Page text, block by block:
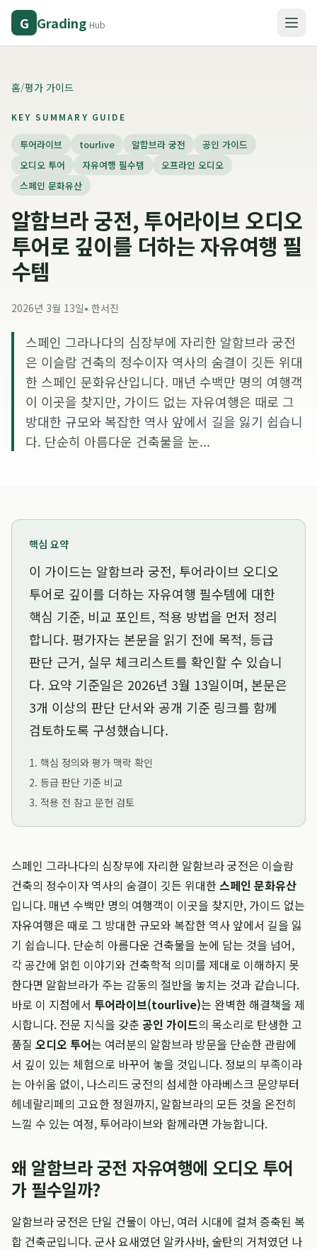
G Grading Hub
홈/평가 가이드
KEY SUMMARY GUIDE
투어라이브 tourlive 알함브라 궁전
공인 가이드
오디오 투어
자유여행 필수템
오프라인 오디오
스페인 문화유산
알함브라 궁전, 투어라이브 오디오
투어로 깊이를 더하는 자유여행 필
수템
2026년 3월 13일• 한서진
스페인 그라나다의 심장부에 자리한 알함브라 궁전
은 이슬람 건축의 정수이자 역사의 숨결이 깃든 위대
한 스페인 문화유산입니다. 매년 수백만 명의 여행객
이 이곳을 찾지만, 가이드 없는 자유여행은 때로 그
방대한 규모와 복잡한 역사 앞에서 길을 잃기 쉽습니
다. 단순히 아름다운 건축물을 눈...
핵심 요약
이 가이드는 알함브라 궁전, 투어라이브 오디오
투어로 깊이를 더하는 자유여행 필수템에 대한
핵심 기준, 비교 포인트, 적용 방법을 먼저 정리
합니다. 평가자는 본문을 읽기 전에 목적, 등급
판단 근거, 실무 체크리스트를 확인할 수 있습니
다. 요약 기준일은 2026년 3월 13일이며, 본문은
3개 이상의 판단 단서와 공개 기준 링크를 함께
검토하도록 구성했습니다.
1. 핵심 정의와 평가 맥락 확인
2. 등급 판단 기준 비교
3. 적용 전 참고 문헌 검토
스페인 그라나다의 심장부에 자리한 알함브라 궁전은 이슬람
건축의 정수이자 역사의 숨결이 깃든 위대한스페인 문화유산
입니다. 매년 수백만 명의 여행객이 이곳을 찾지만, 가이드 없는
자유여행은 때로 그 방대한 규모와 복잡한 역사 앞에서 길을 잃
기 쉽습니다. 단순히 아름다운 건축물을 눈에 담는 것을 넘어,
각 공간에 얽힌 이야기와 건축학적 의미를 제대로 이해하지 못
한다면 알함브라가 주는 감동의 절반을 놓치는 것과 같습니다.
바로 이 지점에서 투어라이브(tourlive)는 완벽한 해결책을 제
시합니다. 전문 지식을 갖춘 공인 가이드의 목소리로 탄생한 고
품질 오디오 투어는 여러분의 알함브라 방문을 단순한 관람에
서 깊이 있는 체험으로 바꾸어 놓을 것입니다. 정보의 부족이라
는 아쉬움 없이, 나스리드 궁전의 섬세한 아라베스크 문양부터
헤네랄리페의 고요한 정원까지, 알함브라의 모든 것을 온전히
느낄 수 있는 여정, 투어라이브와 함께라면 가능합니다.
왜 알함브라 궁전 자유여행에 오디오 투어
가 필수일까?
알함브라 궁전은 단일 건물이 아닌, 여러 시대에 걸쳐 증축된 복
합 건축군입니다. 군사 요새였던 알카사바, 술탄의 거처였던 나